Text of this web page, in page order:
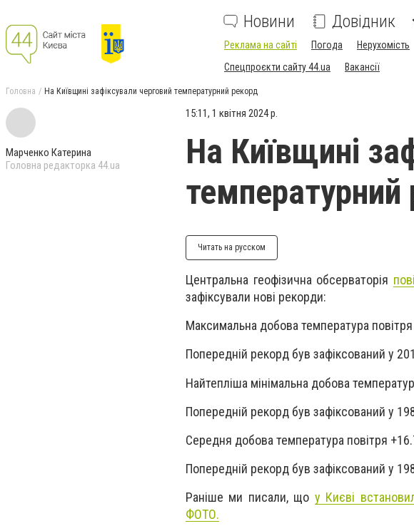
Новини Довідник
Реклама на сайті Погода Нерухомість
Спецпроєкти сайту 44.ua
Вакансії
Головна На Київщині зафіксували черговий температурний рекорд
Марченко Катерина
Головна редакторка 44.ua
15:11, 1 квітня 2024 р.
На Київщині
температурний
Читать на русском
Центральна геофізична обсерваторія
зафіксували нові рекорди:
Максимальна добова температура
Попередній рекорд був зафіксований у
Найтепліша мінімальна добова
Попередній рекорд був зафіксований у
Середня добова температура повітря
Попередній рекорд був зафіксований у
Раніше ми писали, що у Києві
ФОТО.